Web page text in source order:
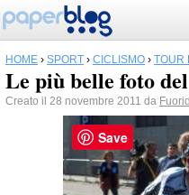
HOME › SPORT › CICLISMO › TOUR
Le più belle foto
Creato il 28 novembre 2011 da
Save